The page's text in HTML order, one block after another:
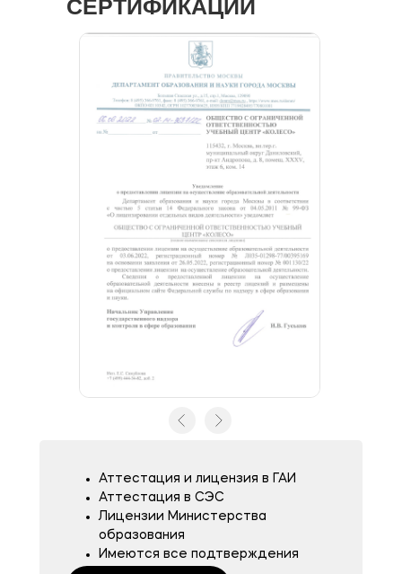
СЕРТИФИКАЦИИ
Аттестация и лицензия в ГАИ
Аттестация в СЭС
Лицензии Министерства
образования
Имеются все подтверждения